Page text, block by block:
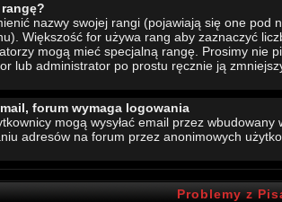
nazwy swojej rangi (pojawiają się one
Większość for używa rang aby zaznaczyć
mogą mieć specjalną rangę. Prosimy nie
lub administrator po prostu ręcznie ją
forum wymaga logowania
mogą wysyłać email przez
adresów na forum przez anonimowych
Problemy z